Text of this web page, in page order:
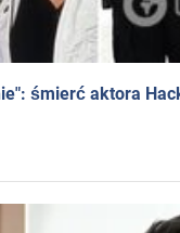
śmierć aktora